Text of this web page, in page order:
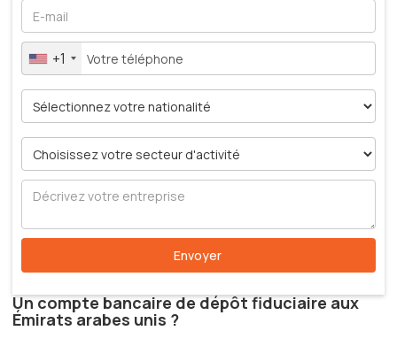
Un compte bancaire de dépôt fiduciaire aux
Émirats arabes unis ?
+1